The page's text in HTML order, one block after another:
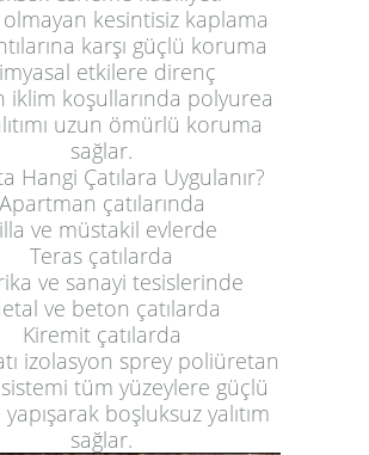
olmayan kesintisiz kaplama
karşı güçlü koruma
etkilere direnç
iklim koşullarında polyurea
uzun ömürlü koruma
sağlar.
Hangi Çatılara Uygulanır?
Apartman çatılarında
ve müstakil evlerde
Teras çatılarda
ve sanayi tesislerinde
ve beton çatılarda
Kiremit çatılarda
izolasyon sprey poliüretan
tüm yüzeylere güçlü
boşluksuz yalıtım
sağlar.